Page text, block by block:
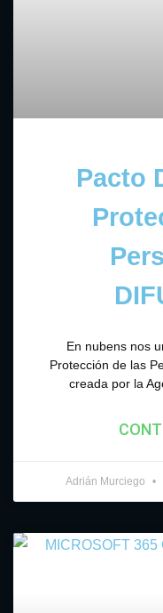
Pacto
En nubens nos
Protección de las
creada por la
Adrián Murciego